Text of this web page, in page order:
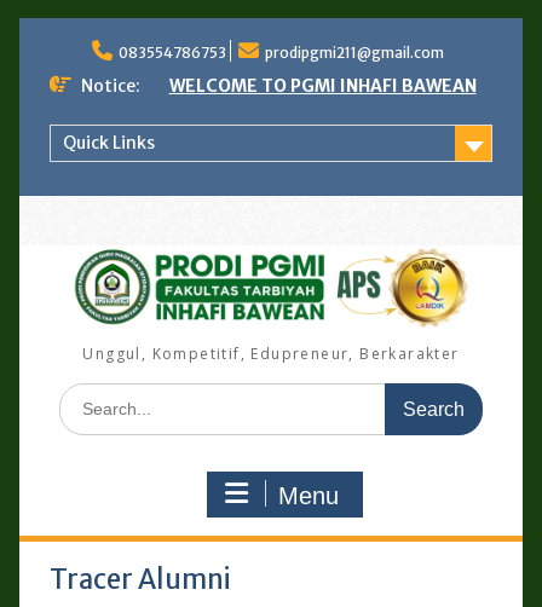
content
083554786753 prodipgmi211@gmail.com
Notice: WELCOME TO PGMI INHAFI BAWEAN
Quick Links
Unggul, Kompetitif, Edupreneur, Berkarakter
Search
for:
Menu
Tracer Alumni